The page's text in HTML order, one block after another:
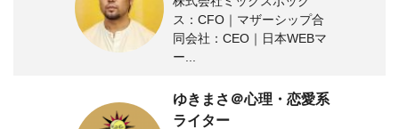
ス：CFO｜マザーシップ合
同会社：CEO｜日本WEBマ
ー...
ゆきまさ＠心理・恋愛系
ライター